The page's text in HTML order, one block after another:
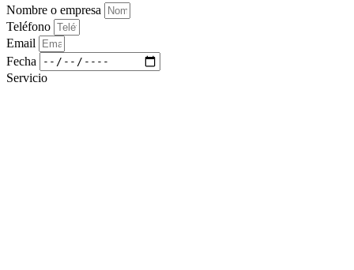
Nombre o empresa
Teléfono
Email
Fecha
Servicio